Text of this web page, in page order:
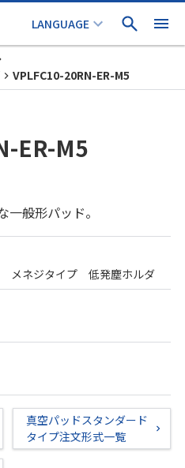
VPLFC10-20RN-ER-M5
ER-M5
般形パッド。
ネジタイプ 低発塵ホルダ
真空パッドスタンダード
タイプ注文形式一覧